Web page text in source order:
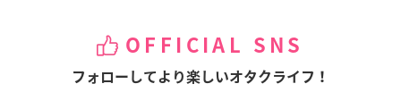
OFFICIAL SNS
フォローしてより楽しいオタクライフ！